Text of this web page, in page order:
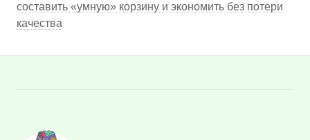
составить «умную» корзину и экономить без потери
качества